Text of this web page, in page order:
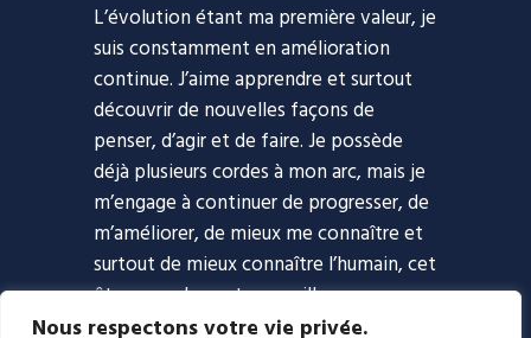
Nous respectons votre vie privée.
L’évolution étant ma première valeur, je
suis constamment en amélioration
continue. J’aime apprendre et surtout
découvrir de nouvelles façons de
penser, d’agir et de faire. Je possède
déjà plusieurs cordes à mon arc, mais je
m’engage à continuer de progresser, de
m’améliorer, de mieux me connaître et
surtout de mieux connaître l’humain, cet
être complexe et merveilleux.